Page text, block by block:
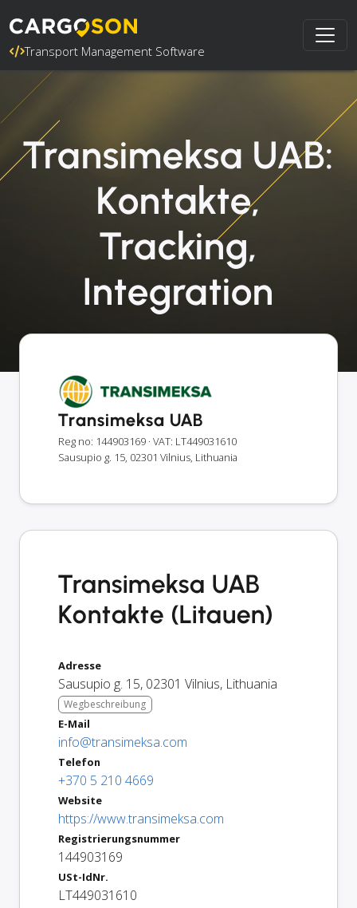
Transport Management Software
Transimeksa UAB:
Kontakte,
Tracking,
Integration
Transimeksa UAB
Reg no: 144903169 · VAT: LT449031610
Sausupio g. 15, 02301 Vilnius, Lithuania
Transimeksa UAB
Kontakte (Litauen)
Adresse
Sausupio g. 15, 02301 Vilnius, Lithuania
Wegbeschreibung
E-Mail
info@transimeksa.com
Telefon
+370 5 210 4669
Website
https://www.transimeksa.com
Registrierungsnummer
144903169
USt-IdNr.
LT449031610